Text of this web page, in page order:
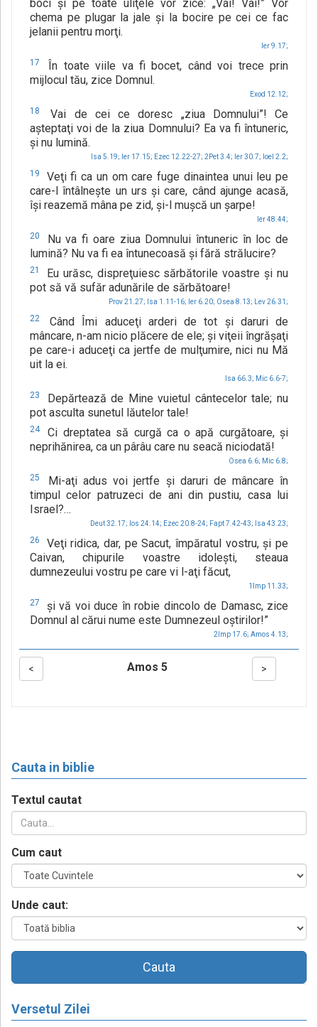
boci şi pe toate uliţele vor zice: „Vai! Vai!” Vor
chema pe plugar la jale şi la bocire pe cei ce fac
jelanii pentru morţi.
Ier 9.17;
17
În toate viile va fi bocet, când voi trece prin
mijlocul tău, zice Domnul.
Exod 12.12;
18
Vai de cei ce doresc „ziua Domnului”! Ce
aşteptaţi voi de la ziua Domnului? Ea va fi întuneric,
şi nu lumină.
Isa 5.19; Ier 17.15; Ezec 12.22-27; 2Pet 3.4; Ier 30.7; Ioel 2.2;
19
Veţi fi ca un om care fuge dinaintea unui leu pe
care-l întâlneşte un urs şi care, când ajunge acasă,
îşi reazemă mâna pe zid, şi-l muşcă un şarpe!
Ier 48.44;
20
Nu va fi oare ziua Domnului întuneric în loc de
lumină? Nu va fi ea întunecoasă şi fără strălucire?
21
Eu urăsc, dispreţuiesc sărbătorile voastre şi nu
pot să vă sufăr adunările de sărbătoare!
Prov 21.27; Isa 1.11-16; Ier 6.20; Osea 8.13; Lev 26.31;
22
Când Îmi aduceţi arderi de tot şi daruri de
mâncare, n-am nicio plăcere de ele; şi viţeii îngrăşaţi
pe care-i aduceţi ca jertfe de mulţumire, nici nu Mă
uit la ei.
Isa 66.3; Mic 6.6-7;
23
Depărtează de Mine vuietul cântecelor tale; nu
pot asculta sunetul lăutelor tale!
24
Ci dreptatea să curgă ca o apă curgătoare, şi
neprihănirea, ca un pârâu care nu seacă niciodată!
Osea 6.6; Mic 6.8;
25
Mi-aţi adus voi jertfe şi daruri de mâncare în
timpul celor patruzeci de ani din pustiu, casa lui
Israel?…
Deut 32.17; Ios 24.14; Ezec 20.8-24; Fapt 7.42-43; Isa 43.23;
26
Veţi ridica, dar, pe Sacut, împăratul vostru, şi pe
Caivan, chipurile voastre idoleşti, steaua
dumnezeului vostru pe care vi l-aţi făcut,
1Imp 11.33;
27
şi vă voi duce în robie dincolo de Damasc, zice
Domnul al cărui nume este Dumnezeul oştirilor!”
2Imp 17.6; Amos 4.13;
< Amos 5 >
Cauta in biblie
Textul cautat
Cum caut
Unde caut:
Cauta
Versetul Zilei